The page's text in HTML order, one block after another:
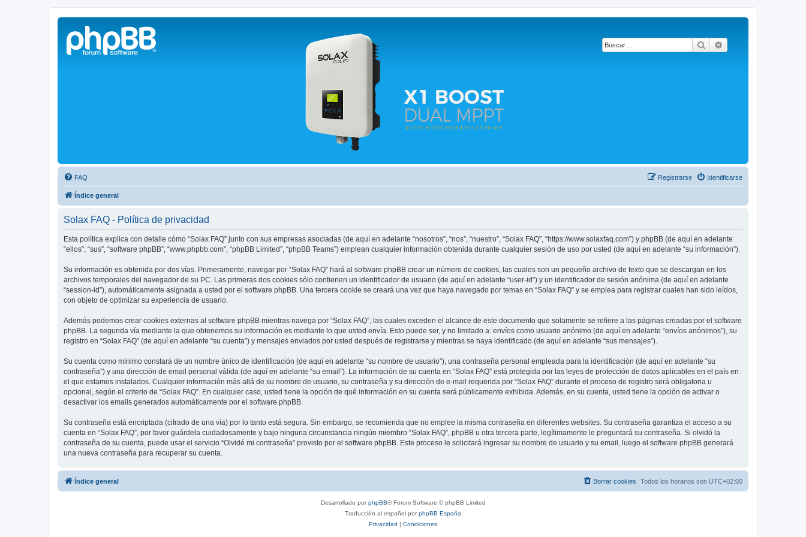
Buscar
Solax FAQ
Lugar para intercambiar dudas sobre inversores solares Solax y temas relacionados.
FAQ Identificarse
Registrarse
Índice general
Solax FAQ - Política de privacidad
Esta política explica con detalle cómo “Solax FAQ” junto con sus empresas asociadas (de aquí en adelante “nosotros”, “nos”, “nuestro”, “Solax FAQ”, “https://www.solaxfaq.com”) y phpBB (de aquí en adelante
“ellos”, “sus”, “software phpBB”, “www.phpbb.com”, “phpBB Limited”, “phpBB Teams”) emplean cualquier información obtenida durante cualquier sesión de uso por usted (de aquí en adelante “su información”).
Su información es obtenida por dos vías. Primeramente, navegar por “Solax FAQ” hará al software phpBB crear un número de cookies, las cuales son un pequeño archivo de texto que se descargan en los
archivos temporales del navegador de su PC. Las primeras dos cookies sólo contienen un identificador de usuario (de aquí en adelante “user-id”) y un identificador de sesión anónima (de aquí en adelante
“session-id”), automáticamente asignada a usted por el software phpBB. Una tercera cookie se creará una vez que haya navegado por temas en “Solax FAQ” y se emplea para registrar cuales han sido leídos,
con objeto de optimizar su experiencia de usuario.
Además podemos crear cookies externas al software phpBB mientras navega por “Solax FAQ”, las cuales exceden el alcance de este documento que solamente se refiere a las páginas creadas por el software
phpBB. La segunda vía mediante la que obtenemos su información es mediante lo que usted envía. Esto puede ser, y no limitado a: envíos como usuario anónimo (de aquí en adelante “envíos anónimos”), su
registro en “Solax FAQ” (de aquí en adelante “su cuenta”) y mensajes enviados por usted después de registrarse y mientras se haya identificado (de aquí en adelante “sus mensajes”).
Su cuenta como mínimo constará de un nombre único de identificación (de aquí en adelante “su nombre de usuario”), una contraseña personal empleada para la identificación (de aquí en adelante “su
contraseña”) y una dirección de email personal válida (de aquí en adelante “su email”). La información de su cuenta en “Solax FAQ” está protegida por las leyes de protección de datos aplicables en el país en
el que estamos instalados. Cualquier información más allá de su nombre de usuario, su contraseña y su dirección de e-mail requerida por “Solax FAQ” durante el proceso de registro será obligatoria u
opcional, según el criterio de “Solax FAQ”. En cualquier caso, usted tiene la opción de qué información en su cuenta será públicamente exhibida. Además, en su cuenta, usted tiene la opción de activar o
desactivar los emails generados automáticamente por el software phpBB.
Su contraseña está encriptada (cifrado de una vía) por lo tanto está segura. Sin embargo, se recomienda que no emplee la misma contraseña en diferentes websites. Su contraseña garantiza el acceso a su
cuenta en “Solax FAQ”, por favor guárdela cuidadosamente y bajo ninguna circunstancia ningún miembro “Solax FAQ”, phpBB u otra tercera parte, legítimamente le preguntará su contraseña. Si olvidó la
contraseña de su cuenta, puede usar el servicio “Olvidé mi contraseña” provisto por el software phpBB. Este proceso le solicitará ingresar su nombre de usuario y su email, luego el software phpBB generará
una nueva contraseña para recuperar su cuenta.
Índice general Todos los horarios son UTC+02:00
Borrar cookies
Desarrollado porphpBB® Forum Software © phpBB Limited
Traducción al español porphpBB España
Privacidad | Condiciones